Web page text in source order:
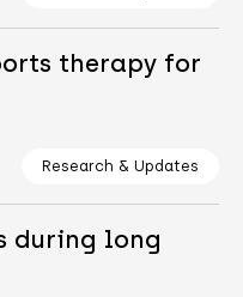
therapy for
Research & Updates
during long